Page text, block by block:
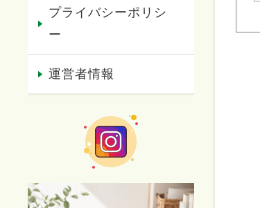
プライバシーポリシ
ー
運営者情報